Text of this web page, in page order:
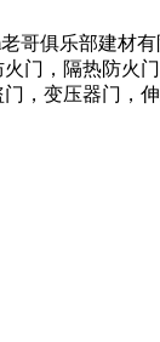
哥俱乐部建材
门，隔热防火
，变压器门，